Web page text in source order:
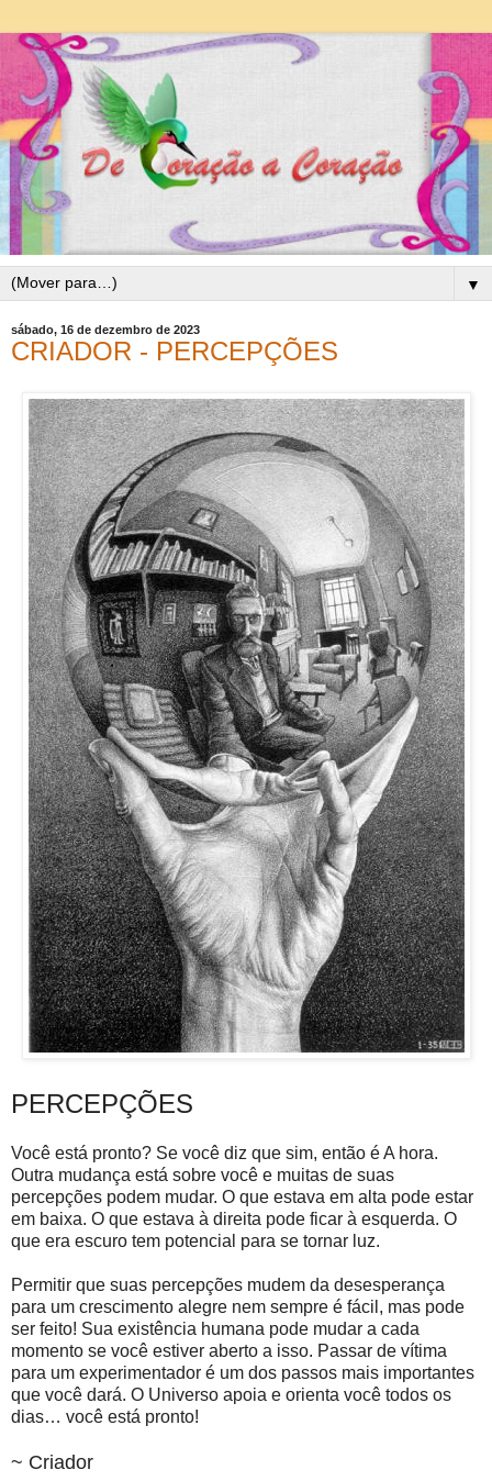
▼
sábado, 16 de dezembro de 2023
CRIADOR - PERCEPÇÕES
PERCEPÇÕES
Você está pronto? Se você diz que sim, então é A hora.
Outra mudança está sobre você e muitas de suas
percepções podem mudar. O que estava em alta pode estar
em baixa. O que estava à direita pode ficar à esquerda. O
que era escuro tem potencial para se tornar luz.
Permitir que suas percepções mudem da desesperança
para um crescimento alegre nem sempre é fácil, mas pode
ser feito! Sua existência humana pode mudar a cada
momento se você estiver aberto a isso. Passar de vítima
para um experimentador é um dos passos mais importantes
que você dará. O Universo apoia e orienta você todos os
dias… você está pronto!
~ Criador